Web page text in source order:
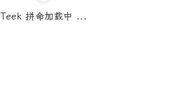
Teek 拼命加载中 ...